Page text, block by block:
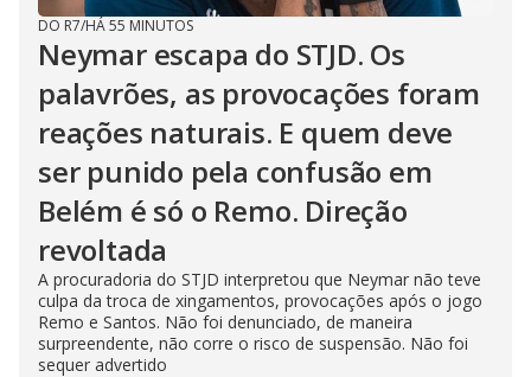
DO R7/HÁ 55 MINUTOS
Neymar escapa do STJD. Os
palavrões, as provocações foram
reações naturais. E quem deve
ser punido pela confusão em
Belém é só o Remo. Direção
revoltada
A procuradoria do STJD interpretou que Neymar não teve
culpa da troca de xingamentos, provocações após o jogo
Remo e Santos. Não foi denunciado, de maneira
surpreendente, não corre o risco de suspensão. Não foi
sequer advertido